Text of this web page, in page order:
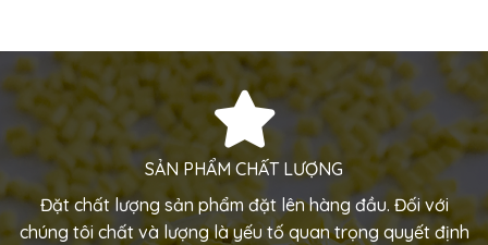
SẢN PHẨM CHẤT LƯỢNG
Đặt chất lượng sản phẩm đặt lên hàng đầu. Đối với
chúng tôi chất và lượng là yếu tố quan trọng quyết định